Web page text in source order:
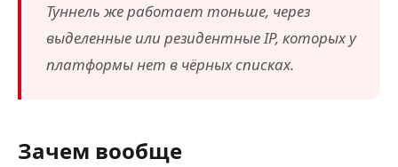
Туннель же работает тоньше, через
выделенные или резидентные IP, которых у
платформы нет в чёрных списках.
Зачем вообще